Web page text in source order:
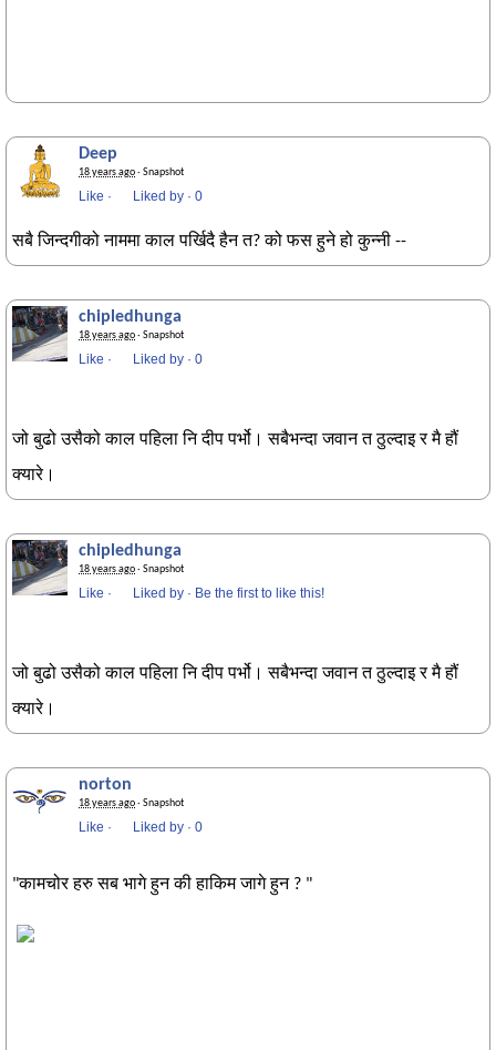
Deep
18 years ago· Snapshot
Like · Liked by · 0
सबै जिन्दगीको नाममा काल पर्खिदै हैन त? को फस हुने हो कुन्नी --
chipledhunga
18 years ago· Snapshot
Like · Liked by · 0
जो बुढो उसैको काल पहिला नि दीप पर्भो। सबैभन्दा जवान त ठुल्दाइ र मै हौं
क्यारे।
chipledhunga
18 years ago· Snapshot
Like · Liked by · Be the first to like this!
जो बुढो उसैको काल पहिला नि दीप पर्भो। सबैभन्दा जवान त ठुल्दाइ र मै हौं
क्यारे।
norton
18 years ago· Snapshot
Like · Liked by · 0
"कामचोर हरु सब भागे हुन की हाकिम जागे हुन ? "